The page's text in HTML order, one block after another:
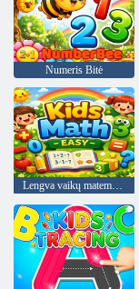
Numeris Bitė
Lengva vaikų matematika